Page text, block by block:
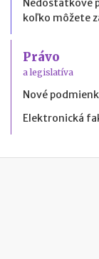
Nedostatkové
koľko môžete
Právo
a legislatíva
Nové
Elektronická